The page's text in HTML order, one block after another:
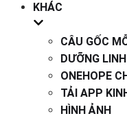
KHÁC
CÂU GỐC
DƯỠNG LINH
ONEHOPE
TẢI APP
HÌNH ẢNH